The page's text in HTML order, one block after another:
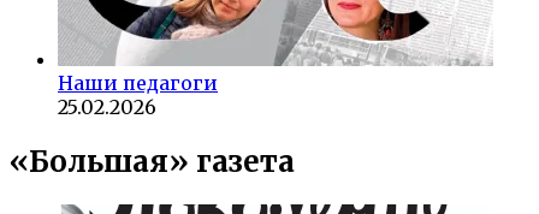
Наши педагоги
25.02.2026
«Большая» газета